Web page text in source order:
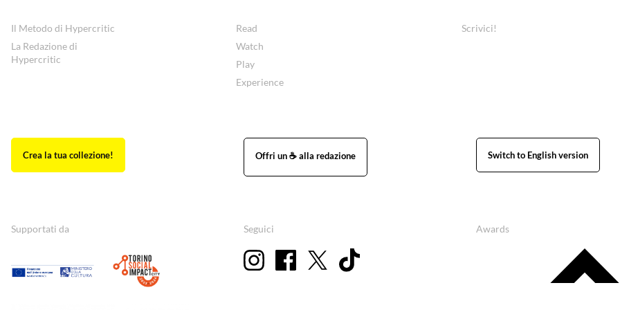
Il Metodo di Hypercritic
La Redazione di
Hypercritic
Read
Watch
Play
Experience
Scrivici!
Switch to English version
Supportati da Seguici Awards